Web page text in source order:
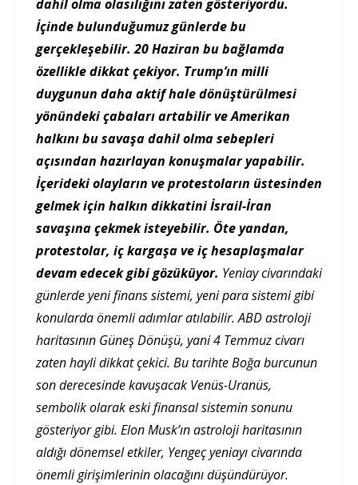
dahil olma olasılığını zaten gösteriyordu.
İçinde bulunduğumuz günlerde bu
gerçekleşebilir. 20 Haziran bu bağlamda
özellikle dikkat çekiyor. Trump’ın milli
duygunun daha aktif hale dönüştürülmesi
yönündeki çabaları artabilir ve Amerikan
halkını bu savaşa dahil olma sebepleri
açısından hazırlayan konuşmalar yapabilir.
İçerideki olayların ve protestoların üstesinden
gelmek için halkın dikkatini İsrail-İran
savaşına çekmek isteyebilir. Öte yandan,
protestolar, iç kargaşa ve iç hesaplaşmalar
devam edecek gibi gözüküyor. Yeniay civarındaki
günlerde yeni finans sistemi, yeni para sistemi gibi
konularda önemli adımlar atılabilir. ABD astroloji
haritasının Güneş Dönüşü, yani 4 Temmuz civarı
zaten hayli dikkat çekici. Bu tarihte Boğa burcunun
son derecesinde kavuşacak Venüs-Uranüs,
sembolik olarak eski finansal sistemin sonunu
gösteriyor gibi. Elon Musk’ın astroloji haritasının
aldığı dönemsel etkiler, Yengeç yeniayı civarında
önemli girişimlerinin olacağını düşündürüyor.